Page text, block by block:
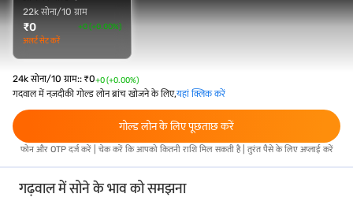
22k सोना/10 ग्राम
₹0
+0 (+0.00%)
अलर्ट सेट करें
24k सोना/10 ग्राम:: ₹0+0 (+0.00%)
गदवाल में नज़दीकी गोल्ड लोन ब्रांच खोजने के लिए,यहां क्लिक करें
गोल्ड लोन के लिए पूछताछ करें
फोन और OTP दर्ज करें | चेक करें कि आपको कितनी राशि मिल सकती है | तुरंत पैसे के लिए अप्लाई करें
गढ़वाल में सोने के भाव को समझना